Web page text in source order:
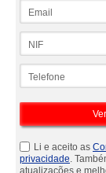
Li e aceito as
privacidade.
atualizações e